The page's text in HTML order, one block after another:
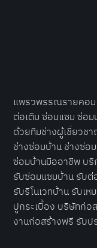
แพรวพรรณรายคอม
ต่อเติม ซ่อมแซม ซ่อม
ด้วยทีมช่างผู้เชี่ยวช
ช่างซ่อมบ้าน ช่างซ่อ
ซ่อมบ้านมืออาชีพ บริ
รับซ่อมแซมบ้าน รับต่
รับรีโนเวทบ้าน รับเห
ปูกระเบื้อง บริษัทก่อ
งานก่อสร้างฟรี รับ